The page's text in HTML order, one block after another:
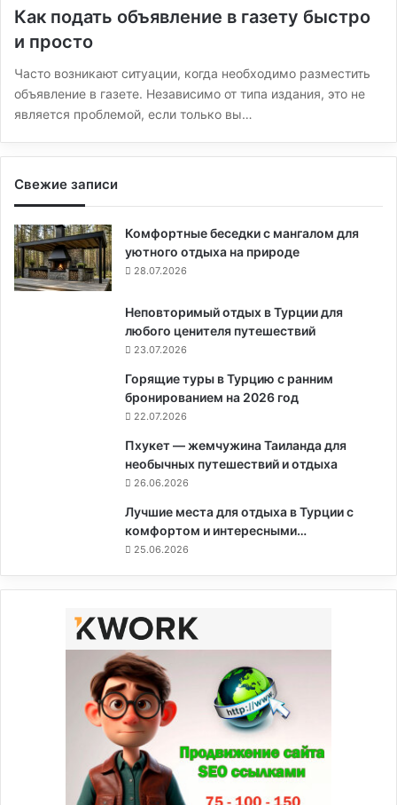
Как подать объявление в газету быстро
и просто
Часто возникают ситуации, когда необходимо разместить
объявление в газете. Независимо от типа издания, это не
является проблемой, если только вы…
Свежие записи
Комфортные беседки с мангалом для
уютного отдыха на природе
28.07.2026
Неповторимый отдых в Турции для
любого ценителя путешествий
23.07.2026
Горящие туры в Турцию с ранним
бронированием на 2026 год
22.07.2026
Пхукет — жемчужина Таиланда для
необычных путешествий и отдыха
26.06.2026
Лучшие места для отдыха в Турции с
комфортом и интересными…
25.06.2026